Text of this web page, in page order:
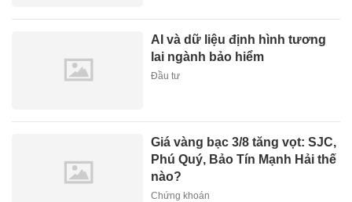
AI và dữ liệu định hình tương
lai ngành bảo hiểm
Đầu tư
Giá vàng bạc 3/8 tăng vọt: SJC,
Phú Quý, Bảo Tín Mạnh Hải thế
nào?
Chứng khoán